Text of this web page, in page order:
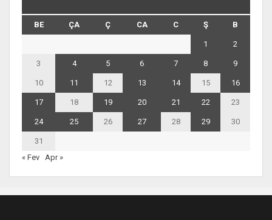
BE ÇA Ç CA C Ş B
1 2
3 4 5 6 7 8 9
10 11 12 13 14 15 16
17 18 19 20 21 22 23
24 25 26 27 28 29 30
31
« Fev Apr »